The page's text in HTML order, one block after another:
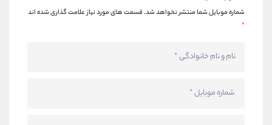
شماره موبایل شما منتشر نخواهد شد.قسمت های مورد نیاز علامت گذاری شده اند
*